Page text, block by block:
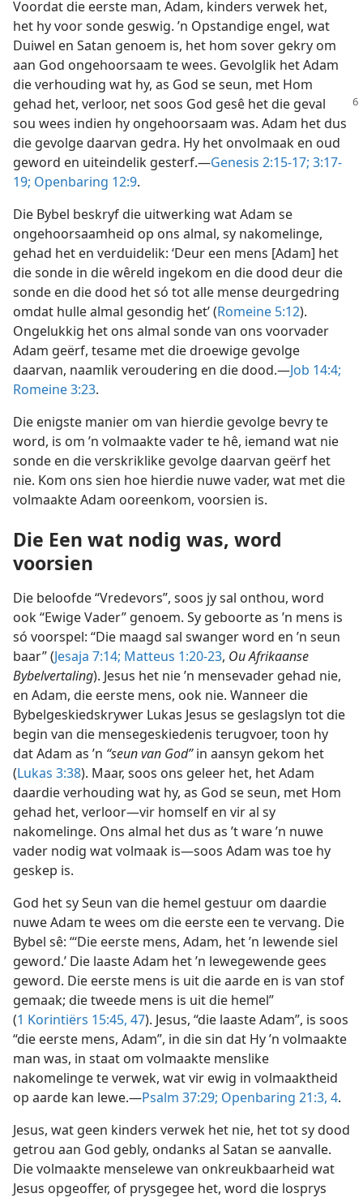
Voordat die eerste man, Adam, kinders verwek het,
het hy voor sonde geswig. ’n Opstandige engel, wat
Duiwel en Satan genoem is, het hom sover gekry om
aan God ongehoorsaam te wees. Gevolglik het Adam
die verhouding wat hy, as God se seun, met Hom
gehad het, verloor, net soos God gesê het die geval
sou wees indien hy ongehoorsaam was. Adam het dus
die gevolge daarvan gedra. Hy het onvolmaak en oud
geword en uiteindelik gesterf.—Genesis 2:15-17; 3:17-
19; Openbaring 12:9.
Die Bybel beskryf die uitwerking wat Adam se
ongehoorsaamheid op ons almal, sy nakomelinge,
gehad het en verduidelik: ‘Deur een mens [Adam] het
die sonde in die wêreld ingekom en die dood deur die
sonde en die dood het só tot alle mense deurgedring
omdat hulle almal gesondig het’ (Romeine 5:12).
Ongelukkig het ons almal sonde van ons voorvader
Adam geërf, tesame met die droewige gevolge
daarvan, naamlik veroudering en die dood.—Job 14:4;
Romeine 3:23.
Die enigste manier om van hierdie gevolge bevry te
word, is om ’n volmaakte vader te hê, iemand wat nie
sonde en die verskriklike gevolge daarvan geërf het
nie. Kom ons sien hoe hierdie nuwe vader, wat met die
volmaakte Adam ooreenkom, voorsien is.
Die Een wat nodig was, word
voorsien
Die beloofde “Vredevors”, soos jy sal onthou, word
ook “Ewige Vader” genoem. Sy geboorte as ’n mens is
só voorspel: “Die maagd sal swanger word en ’n seun
baar” (Jesaja 7:14; Matteus 1:20-23, Ou Afrikaanse
Bybelvertaling). Jesus het nie ’n mensevader gehad nie,
en Adam, die eerste mens, ook nie. Wanneer die
Bybelgeskiedskrywer Lukas Jesus se geslagslyn tot die
begin van die mensegeskiedenis terugvoer, toon hy
dat Adam as ’n “seun van God”in aansyn gekom het
(Lukas 3:38). Maar, soos ons geleer het, het Adam
daardie verhouding wat hy, as God se seun, met Hom
gehad het, verloor—vir homself en vir al sy
nakomelinge. Ons almal het dus as ’t ware ’n nuwe
vader nodig wat volmaak is—soos Adam was toe hy
geskep is.
God het sy Seun van die hemel gestuur om daardie
nuwe Adam te wees om die eerste een te vervang. Die
Bybel sê: “‘Die eerste mens, Adam, het ’n lewende siel
geword.’ Die laaste Adam het ’n lewegewende gees
geword. Die eerste mens is uit die aarde en is van stof
gemaak; die tweede mens is uit die hemel”
(1 Korintiërs 15:45, 47). Jesus, “die laaste Adam”, is soos
“die eerste mens, Adam”, in die sin dat Hy ’n volmaakte
man was, in staat om volmaakte menslike
nakomelinge te verwek, wat vir ewig in volmaaktheid
op aarde kan lewe.—Psalm 37:29; Openbaring 21:3, 4.
Jesus, wat geen kinders verwek het nie, het tot sy dood
getrou aan God gebly, ondanks al Satan se aanvalle.
Die volmaakte menselewe van onkreukbaarheid wat
Jesus opgeoffer, of prysgegee het, word die losprys